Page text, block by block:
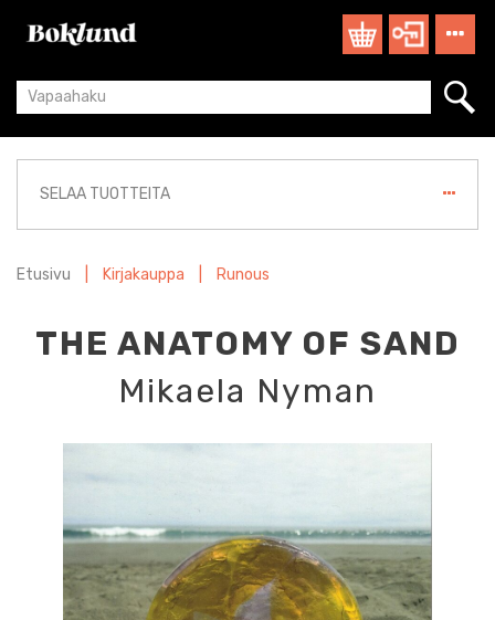
SELAA TUOTTEITA
Etusivu Kirjakauppa Runous
THE ANATOMY OF SAND
Mikaela Nyman